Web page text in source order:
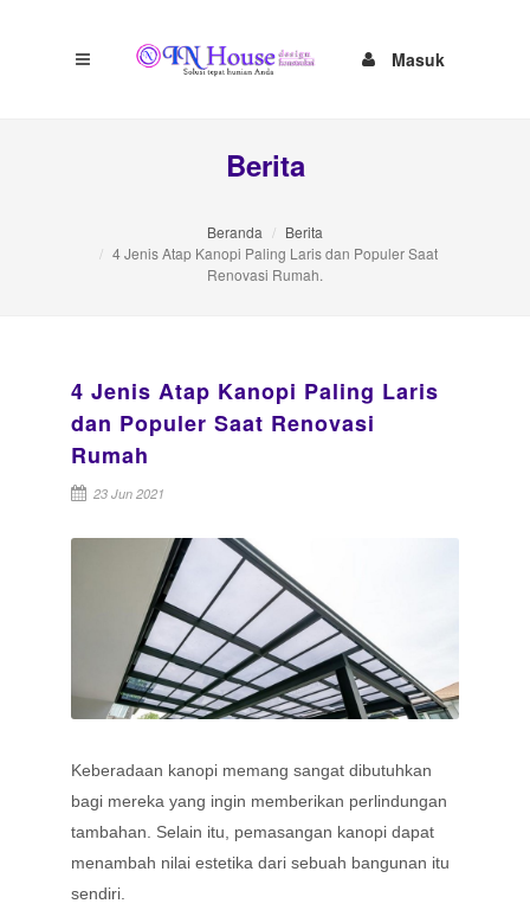
Masuk
Berita
Beranda
Berita
4 Jenis Atap Kanopi Paling Laris dan Populer Saat
Renovasi Rumah.
4 Jenis Atap Kanopi Paling Laris
dan Populer Saat Renovasi
Rumah
23 Jun 2021
Keberadaan kanopi memang sangat dibutuhkan
bagi mereka yang ingin memberikan perlindungan
tambahan. Selain itu, pemasangan kanopi dapat
menambah nilai estetika dari sebuah bangunan itu
sendiri.